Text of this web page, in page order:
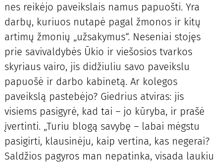
nes reikėjo paveikslais namus papuošti. Yra
darbų, kuriuos nutapė pagal žmonos ir kitų
artimų žmonių „užsakymus“. Neseniai stojęs
prie savivaldybės Ūkio ir viešosios tvarkos
skyriaus vairo, jis didžiuliu savo paveikslu
papuošė ir darbo kabinetą. Ar kolegos
paveikslą pastebėjo? Giedrius atviras: jis
visiems pasigyrė, kad tai – jo kūryba, ir prašė
įvertinti. „Turiu blogą savybę – labai mėgstu
pasigirti, klausinėju, kaip vertina, kas negerai?
Saldžios pagyros man nepatinka, visada laukiu